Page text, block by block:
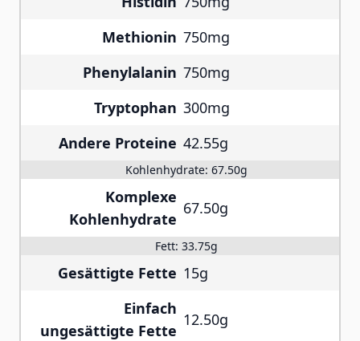
Methionin 750mg
Phenylalanin 750mg
Tryptophan 300mg
Andere Proteine 42.55g
Kohlenhydrate: 67.50g
Komplexe
Kohlenhydrate
67.50g
Fett: 33.75g
Gesättigte Fette 15g
Einfach
ungesättigte Fette
12.50g